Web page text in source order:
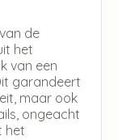
de
het
van een
garandeert
maar ook
ongeacht
het